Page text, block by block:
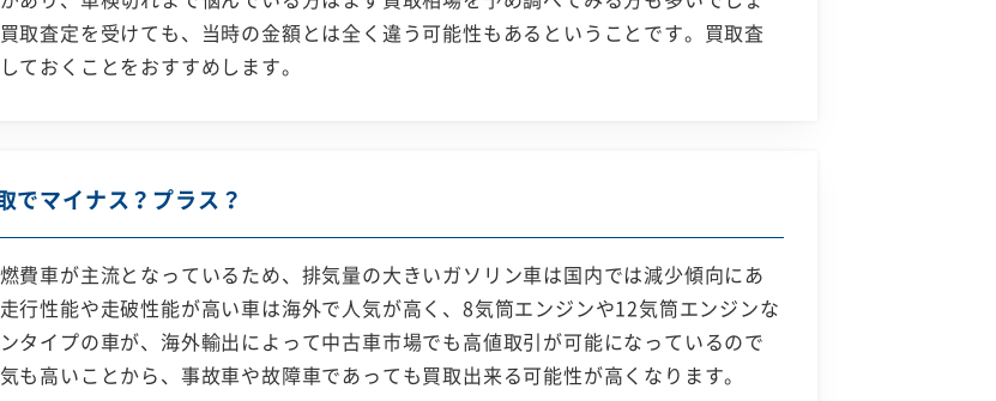
取査定を受けても、当時の金額とは全く違う可能性もあるということです。買取査
ておくことをおすすめします。
でマイナス？プラス？
費車が主流となっているため、排気量の大きいガソリン車は国内では減少傾向にあ
行性能や走破性能が高い車は海外で人気が高く、8気筒エンジンや12気筒エンジンな
タイプの車が、海外輸出によって中古車市場でも高値取引が可能になっているので
も高いことから、事故車や故障車であっても買取出来る可能性が高くなります。